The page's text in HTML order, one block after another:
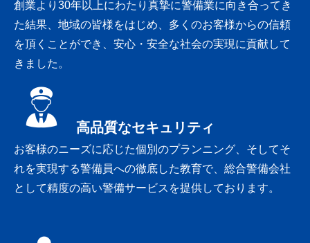
創業より30年以上にわたり真摯に警備業に向き合ってき
た結果、地域の皆様をはじめ、多くのお客様からの信頼
を頂くことができ、安心・安全な社会の実現に貢献して
きました。
高品質なセキュリティ
お客様のニーズに応じた個別のプランニング、そしてそ
れを実現する警備員への徹底した教育で、総合警備会社
として精度の高い警備サービスを提供しております。